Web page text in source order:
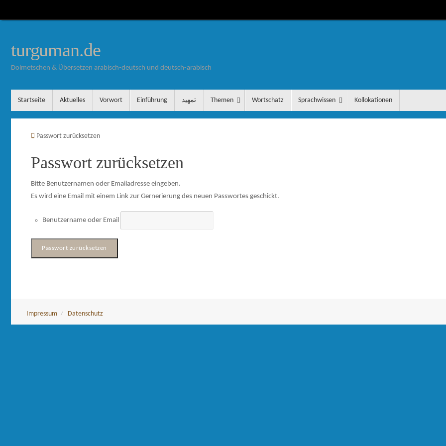
Inhalt
turguman.de
Dolmetschen & Übersetzen arabisch-deutsch und deutsch-arabisch
Startseite Aktuelles Vorwort Einführung تمهيد Themen Wortschatz Sprachwissen Kollokationen
Startseite
Passwort zurücksetzen
Passwort zurücksetzen
Bitte Benutzernamen oder Emailadresse eingeben.
Es wird eine Email mit einem Link zur Gernerierung des neuen Passwortes geschickt.
Benutzername oder Email
Impressum Datenschutz